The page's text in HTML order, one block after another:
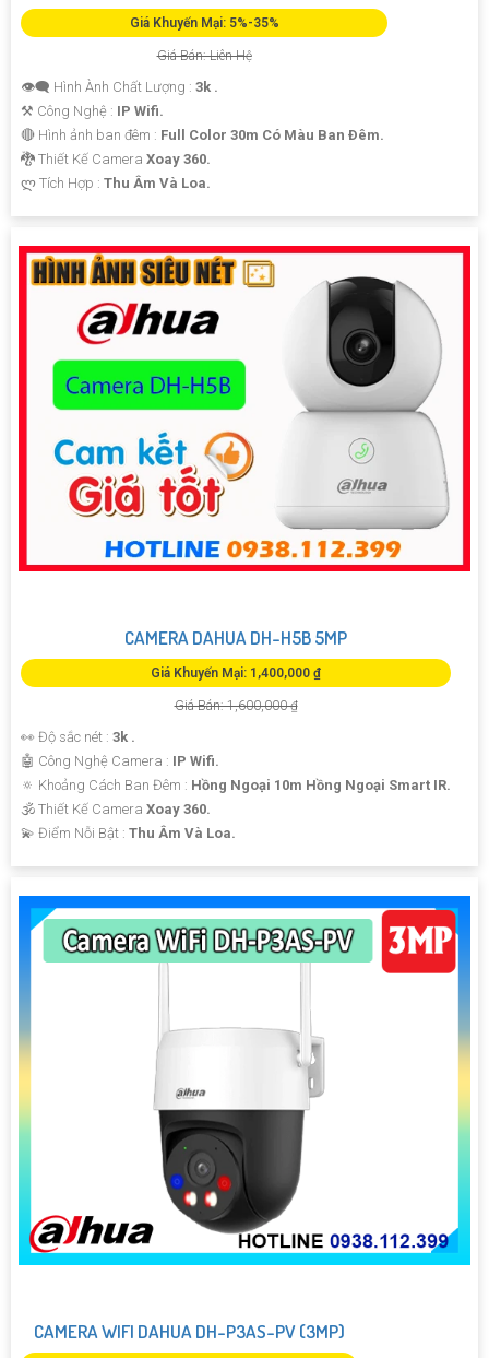
Giá Khuyến Mại: 5%-35%
Giá Bán: Liên Hệ
👁️‍🗨 Hình Ành Chất Lượng : 3k .
⚒ Công Nghệ : IP Wifi.
🔴 Hình ảnh ban đêm : Full Color 30m Có Màu Ban Ðêm.
🐉️ Thiết Kế Camera Xoay 360.
️ლ Tích Hợp : Thu Âm Và Loa.
CAMERA DAHUA DH-H5B 5MP
Giá Khuyến Mại: 1,400,000 ₫
Giá Bán: 1,600,000 ₫
👀 Độ sắc nét : 3k .
🤖️ Công Nghệ Camera : IP Wifi.
🔅 Khoảng Cách Ban Đêm : Hồng Ngoại 10m Hồng Ngoại Smart IR.
🕉️ Thiết Kế Camera Xoay 360.
️💫 Điểm Nỗi Bật : Thu Âm Và Loa.
CAMERA WIFI DAHUA DH-P3AS-PV (3MP)